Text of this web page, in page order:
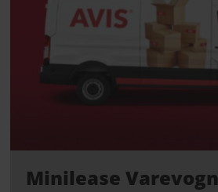
Minilease Varevogn